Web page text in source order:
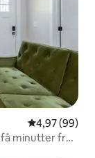
4,97 ud af 5 i
4,97 (99)
minutter fra